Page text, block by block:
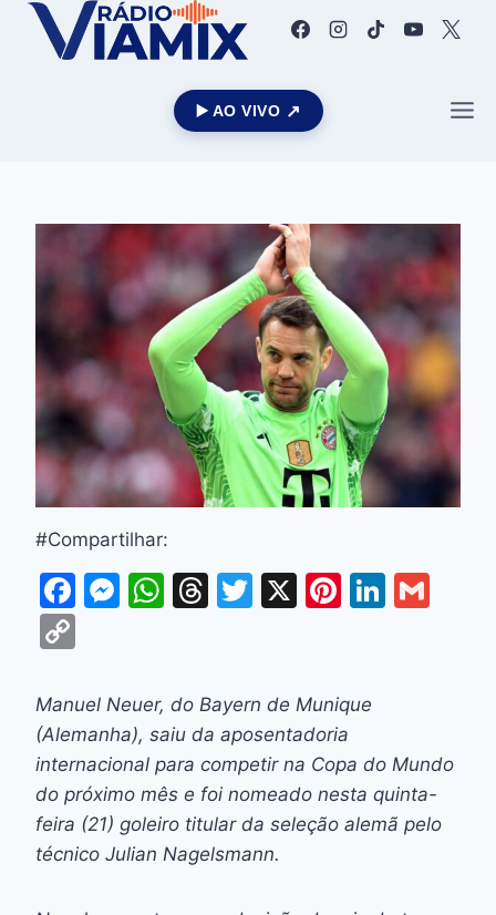
▶️ AO VIVO
#Compartilhar:
F
e
b
o
o
k
M
s
e
n
g
er
W
s
A
p
p
T
a
d
s
T
er
X
Pi
e
st
Li
n
p
y
Li
n
k
Manuel Neuer, do Bayern de Munique
(Alemanha), saiu da aposentadoria
internacional para competir na Copa do Mundo
do próximo mês e foi nomeado nesta quinta-
feira (21) goleiro titular da seleção alemã pelo
técnico Julian Nagelsmann.